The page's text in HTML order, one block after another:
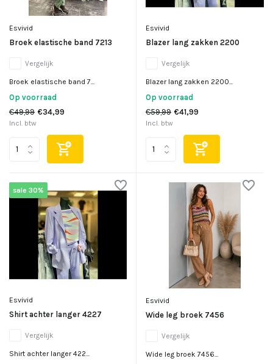
Esvivid
Broek elastische band 7213
Vergelijk
Broek elastische band 7...
Op voorraad
€49,99 €34,99
Incl. btw
Esvivid
Blazer lang zakken 2200
Vergelijk
Blazer lang zakken 2200...
Op voorraad
€59,99 €41,99
Incl. btw
sale 30%
Esvivid
Shirt achter langer 4227
Vergelijk
Shirt achter langer 422...
Esvivid
Wide leg broek 7456
Vergelijk
Wide leg broek 7456...